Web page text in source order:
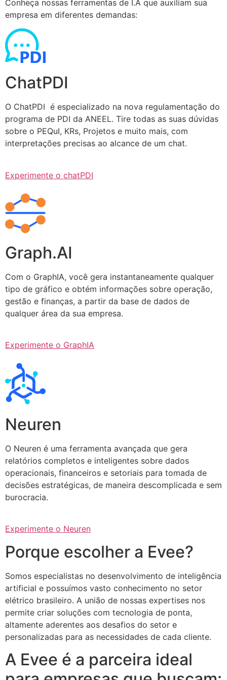
Conheça nossas ferramentas de I.A que auxiliam sua
empresa em diferentes demandas:
ChatPDI
O ChatPDI é especializado na nova regulamentação do
programa de PDI da ANEEL. Tire todas as suas dúvidas
sobre o PEQuI, KRs, Projetos e muito mais, com
interpretações precisas ao alcance de um chat.
Experimente o chatPDI
Graph.AI
Com o GraphIA, você gera instantaneamente qualquer
tipo de gráfico e obtém informações sobre operação,
gestão e finanças, a partir da base de dados de
qualquer área da sua empresa.
Experimente o GraphIA
Neuren
O Neuren é uma ferramenta avançada que gera
relatórios completos e inteligentes sobre dados
operacionais, financeiros e setoriais para tomada de
decisões estratégicas, de maneira descomplicada e sem
burocracia.
Experimente o Neuren
Porque escolher a Evee?
Somos especialistas no desenvolvimento de inteligência
artificial e possuímos vasto conhecimento no setor
elétrico brasileiro. A união de nossas expertises nos
permite criar soluções com tecnologia de ponta,
altamente aderentes aos desafios do setor e
personalizadas para as necessidades de cada cliente.
A Evee é a parceira ideal